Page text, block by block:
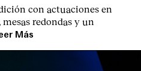
con actuaciones en
redondas y un
Más